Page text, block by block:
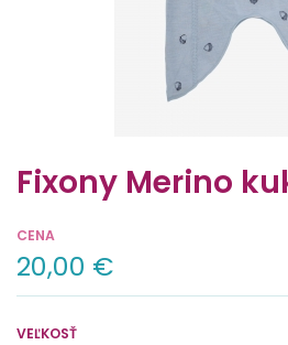
Fixony Merino
CENA
20,00 €
VEĽKOSŤ